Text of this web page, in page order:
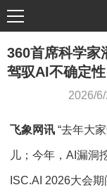
360首席科学家
驾驭AI不确定性
2026/
飞象网讯 “去年大
儿；今年，AI漏洞
ISC.AI 2026大会